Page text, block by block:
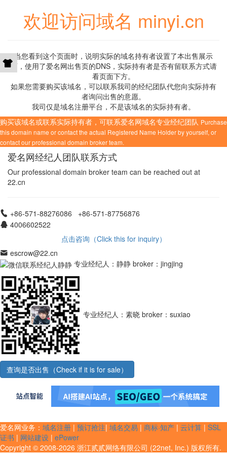
欢迎访问域名 minyi.cn
当您看到这个页面时，说明实际的域名持有者设置了本出售展示
页，使用了爱名网出售页的DNS，实际持有者是否有留联系方式请
看页面下方。
如果您需要购买该域名，可以联系我司的经纪团队代您向实际持有
者询问出售的意愿。
我司仅是域名注册平台，不是该域名的实际持有者。
购买该域名或联系实际持有者，可联系爱名网域名专业经纪团队 Purchase
this domain name or contact the actual Registered Name Holder by yourself, or
contact our professional domain broker team.
爱名网经纪人团队联系方式
Our professional domain broker team can be reached out at
22.cn
+86-571-88276086 +86-571-87756876
4006602522
点击咨询（Click this for inquiry）
escrow@22.cn
专业经纪人：静静 broker：jingjing
专业经纪人：素晓 broker：suxiao
查询是否出售（Check if it is for sale）
爱名网业务： 域名注册 | 预订抢注| 域名交易 | 商标·知产 | 云计算 | SSL
证书 | 网站建设 | ePower
Copyright © 2008-2026 浙江贰贰网络有限公司 (22net, Inc.) 版权所有.